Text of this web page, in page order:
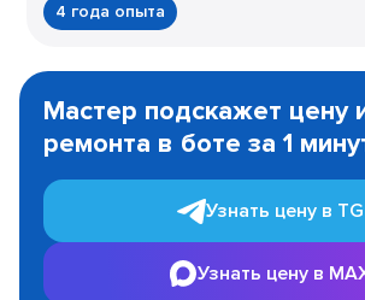
4 года опыта
1
Мастер подскажет цену
ремонта в боте за 1
Узнать цену в TG
Узнать цену в